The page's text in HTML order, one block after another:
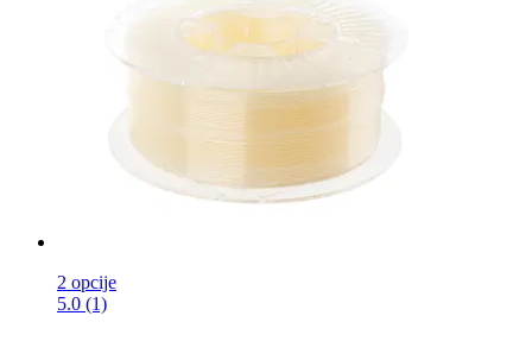
2 opcije
5.0 (1)